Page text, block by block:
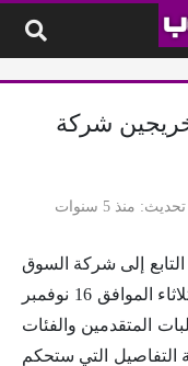
شركة
تحديث منذ 5 سنوات
إلى شركة السوق
المالية السعودية تداول وذلك منذ يوم الثلاثاء الموافق 16 نوفمبر
المتقدمين والفئات
التفاصيل التي ستحكم